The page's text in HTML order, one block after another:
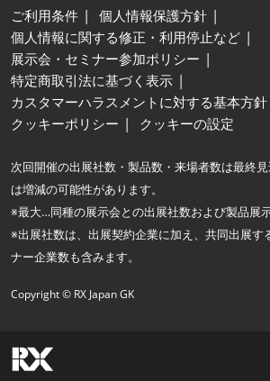
ご利用条件
個人情報保護方針
個人情報に関する修正・利用停止など
展示会・セミナー参加ポリシー
特定商取引法に基づく表示
カスタマーハラスメントに対する基本方針
クッキーポリシー
クッキーの設定
次回開催の出展社数・製品数・来場者数は最終
は増減の可能性があります。
※最大…同種の展示会との出展社数および製品展示
※出展社数は、出展契約企業に加え、共同出展す
ナー企業数も含みます。
Copyright © RX Japan GK